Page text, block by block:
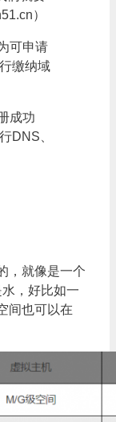
）
可申请
缴纳域
成功
DNS、
，就像是一个
，好比如一
间也可以在